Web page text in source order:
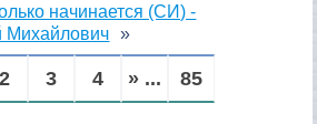
начинается (СИ) -
Михайлович
2 3 4 » ... 85